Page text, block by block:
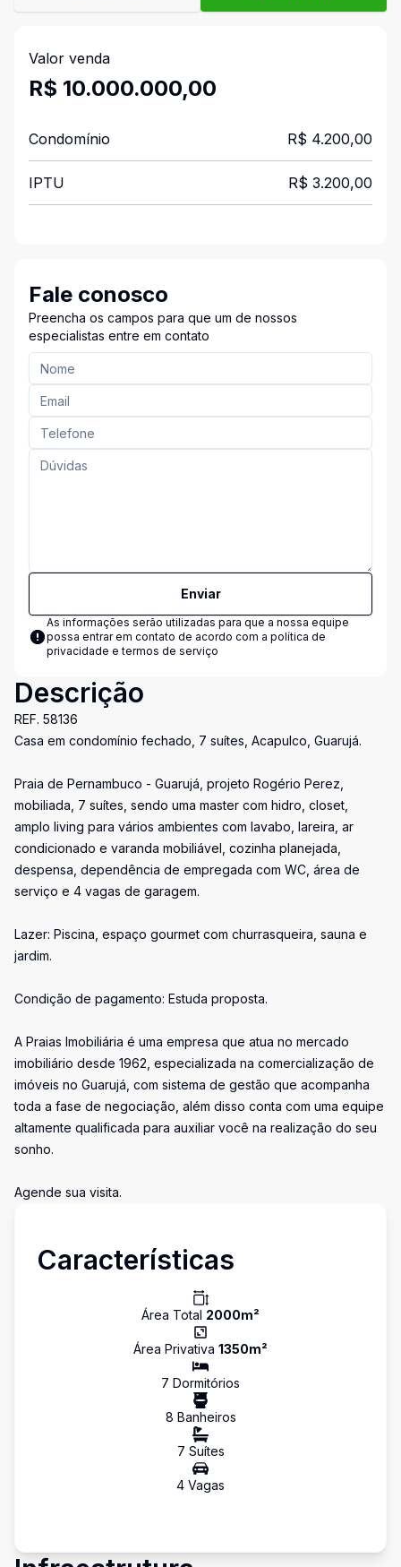
Valor venda
R$ 10.000.000,00
Condomínio R$ 4.200,00
IPTU R$ 3.200,00
Fale conosco
Preencha os campos para que um de nossos
especialistas entre em contato
Enviar
As informações serão utilizadas para que a nossa equipe
possa entrar em contato de acordo com a política de
privacidade e termos de serviço
Descrição
REF. 58136
Casa em condomínio fechado, 7 suítes, Acapulco, Guarujá.
Praia de Pernambuco - Guarujá, projeto Rogério Perez,
mobiliada, 7 suítes, sendo uma master com hidro, closet,
amplo living para vários ambientes com lavabo, lareira, ar
condicionado e varanda mobiliável, cozinha planejada,
despensa, dependência de empregada com WC, área de
serviço e 4 vagas de garagem.
Lazer: Piscina, espaço gourmet com churrasqueira, sauna e
jardim.
Condição de pagamento: Estuda proposta.
A Praias Imobiliária é uma empresa que atua no mercado
imobiliário desde 1962, especializada na comercialização de
imóveis no Guarujá, com sistema de gestão que acompanha
toda a fase de negociação, além disso conta com uma equipe
altamente qualificada para auxiliar você na realização do seu
sonho.
Agende sua visita.
Características
Área Total 2000m²
Área Privativa 1350m²
7 Dormitórios
8 Banheiros
7 Suítes
4 Vagas